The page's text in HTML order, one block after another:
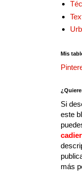
Mis
Si
este
más